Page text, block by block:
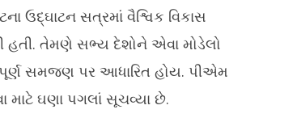
રૂ.
મંજૂરી
PM મોદીના વિદેશ પ્રવાસો પાછળ પાંચ વર્ષમાં
557 કરોડનો ખર્ચ થયો, સરકારે સંસદમાં
આપ્યા આંકડા
ઉદ્ઘાટન સત્રમાં વૈશ્વિક વિકાસ
હતી. તેમણે સભ્ય દેશોને એવા મોડેલો
સમજણ પર આધારિત હોય. પીએમ
માટે ઘણા પગલાં સૂચવ્યા છે.